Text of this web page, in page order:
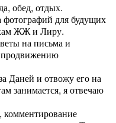
обед, отдых.
фотографий для будущих
ЖЖ и Лиру.
на письма и
продвижению
Даней и отвожу его на
занимается, я отвечаю